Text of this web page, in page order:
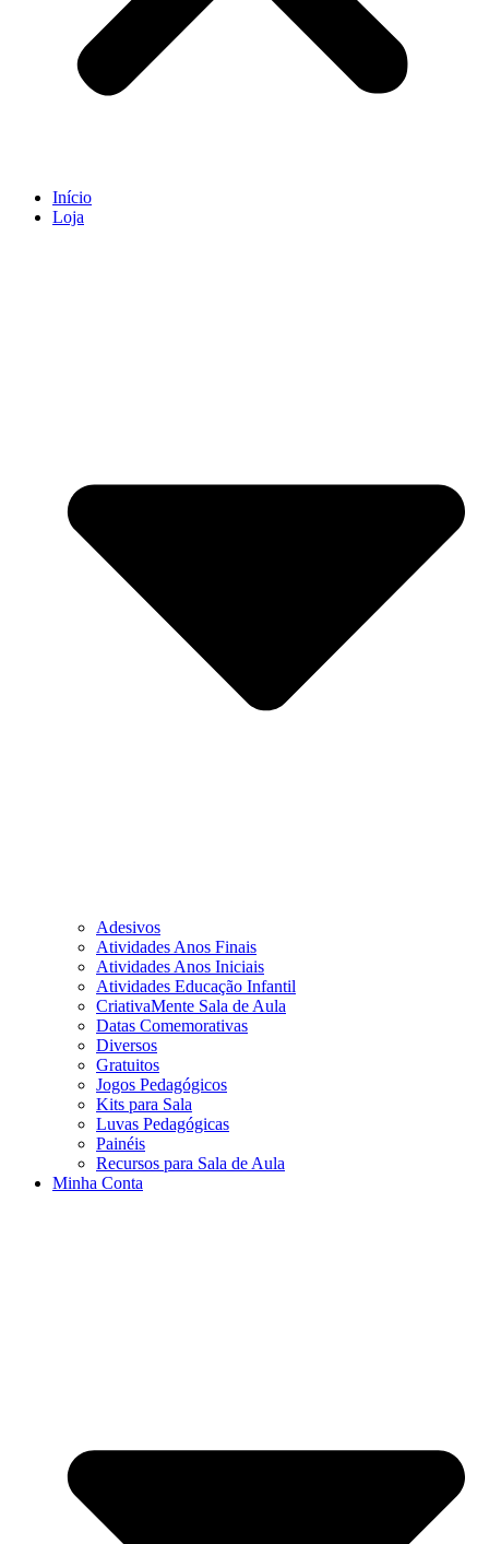
Início
Loja
Adesivos
Atividades Anos Finais
Atividades Anos Iniciais
Atividades Educação Infantil
CriativaMente Sala de Aula
Datas Comemorativas
Diversos
Gratuitos
Jogos Pedagógicos
Kits para Sala
Luvas Pedagógicas
Painéis
Recursos para Sala de Aula
Minha Conta